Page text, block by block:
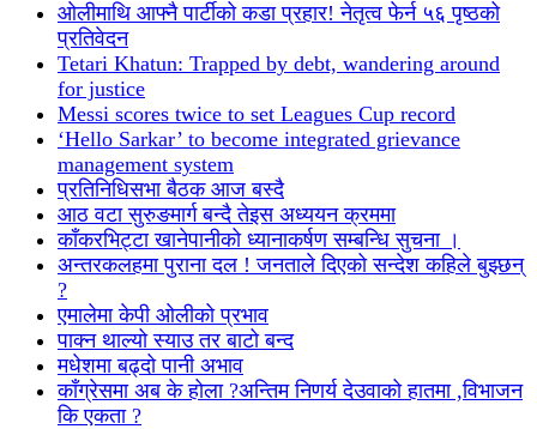
ओलीमाथि आफ्नै पार्टीको कडा प्रहार! नेतृत्व फेर्न ५६ पृष्ठको
प्रतिवेदन
Tetari Khatun: Trapped by debt, wandering around
for justice
Messi scores twice to set Leagues Cup record
‘Hello Sarkar’ to become integrated grievance
management system
प्रतिनिधिसभा बैठक आज बस्दै
आठ वटा सुरुङमार्ग बन्दै तेइस अध्ययन क्रममा
काँकरभिट्टा खानेपानीको ध्यानाकर्षण सम्बन्धि सुचना ।
अन्तरकलहमा पुराना दल ! जनताले दिएको सन्देश कहिले बुझ्छन्
?
एमालेमा केपी ओलीको प्रभाव
पाक्न थाल्यो स्याउ तर बाटो बन्द
मधेशमा बढ्दो पानी अभाव
काँग्रेसमा अब के होला ?अन्तिम निणर्य देउवाको हातमा ,विभाजन
कि एकता ?